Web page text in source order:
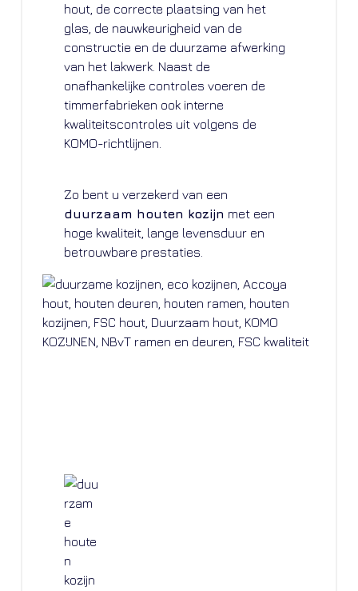
hout, de correcte plaatsing van het
glas, de nauwkeurigheid van de
constructie en de duurzame afwerking
van het lakwerk. Naast de
onafhankelijke controles voeren de
timmerfabrieken ook interne
kwaliteitscontroles uit volgens de
KOMO-richtlijnen.
Zo bent u verzekerd van een
duurzaam houten kozijn met een
hoge kwaliteit, lange levensduur en
betrouwbare prestaties.